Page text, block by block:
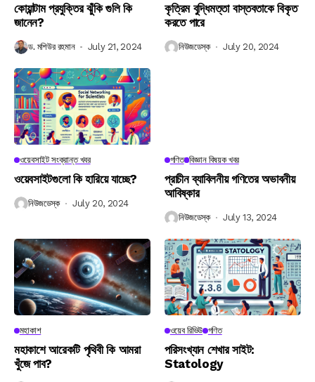
কোয়ান্টাম প্রযুক্তির ঝুঁকি গুলি কি
জানেন?
ড. মশিউর রহমান July 21, 2024
কৃত্রিম বুদ্ধিমত্তা বাস্তবতাকে বিকৃত
করতে পারে
নিউজডেস্ক July 20, 2024
ওয়েবসাইট সংক্রান্ত খবর
ওয়েবসাইটগুলো কি হারিয়ে যাচ্ছে?
নিউজডেস্ক July 20, 2024
গণিত বিজ্ঞান বিষয়ক খবর
প্রাচীন ব্যাবিলনীয় গণিতের অভাবনীয়
আবিষ্কার
নিউজডেস্ক July 13, 2024
মহাকাশ
মহাকাশে আরেকটি পৃথিবী কি আমরা
খুঁজে পাব?
ওয়েব রিভিউ গণিত
পরিসংখ্যান শেখার সাইট:
Statology